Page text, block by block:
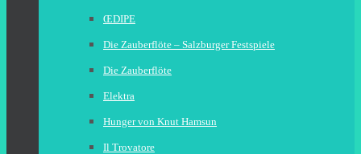
ŒDIPE
Die Zauberflöte – Salzburger Festspiele
Die Zauberflöte
Elektra
Hunger von Knut Hamsun
Il Trovatore